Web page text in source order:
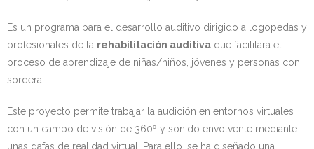
Es un programa para el desarrollo auditivo dirigido a logopedas y
profesionales de la rehabilitación auditiva que facilitará el
proceso de aprendizaje de niñas/niños, jóvenes y personas con
sordera.
Este proyecto permite trabajar la audición en entornos virtuales
con un campo de visión de 360º y sonido envolvente mediante
unas gafas de realidad virtual. Para ello, se ha diseñado una